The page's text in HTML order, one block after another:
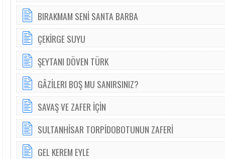
BIRAKMAM SENİ SANTA BARBA
ÇEKİRGE SUYU
ŞEYTANI DÖVEN TÜRK
GÂZİLERI BOŞ MU SANIRSINIZ?
SAVAŞ VE ZAFER İÇİN
SULTANHİSAR TORPİDOBOTUNUN ZAFERİ
GEL KEREM EYLE